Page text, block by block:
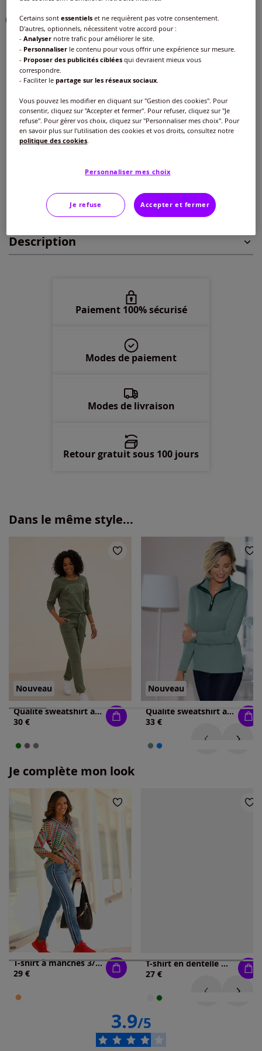
Taille :
Veuillez sélectionner une taille
40 -En stock
42 -En stock
En stock
50 -En stock
Disponible dans 3 semaines
Réduction :
-28% Ancien prix :
35 € Nouveau prix :
25€*
*Dans la limite des stocks disponibles
Caractéristiques
Description
Paiement 100% sécurisé
Modes de paiement
Modes de livraison
Retour gratuit sous 100 jours
Dans le même style...
Nouveau
Qualité sweatshirt agréable
30 €
Nouveau
Qualité sweatshirt agréable
33 €
Je complète mon look
T-shirt à manches 3/4 ruban rayé sportif
29 €
T-shirt en dentelle manches avec dentelle transparente
27 €
3.9/5
Certains sontessentiels et ne requièrent pas votre consentement.
D'autres, optionnels, nécessitent votre accord pour :
-Analyser notre trafic pour améliorer le site.
- Personnaliser le contenu pour vous offrir une expérience sur mesure.
- Proposer des publicités ciblées qui devraient mieux vous
correspondre.
- Faciliter lepartage sur les réseaux sociaux.
Vous pouvez les modifier en cliquant sur "Gestion des cookies". Pour
consentir, cliquez sur "Accepter et fermer". Pour refuser, cliquez sur "Je
refuse". Pour gérer vos choix, cliquez sur "Personnaliser mes choix". Pour
en savoir plus sur l'utilisation des cookies et vos droits, consultez notre
politique des cookies.
Personnaliser mes choix
Je refuse Accepter et fermer